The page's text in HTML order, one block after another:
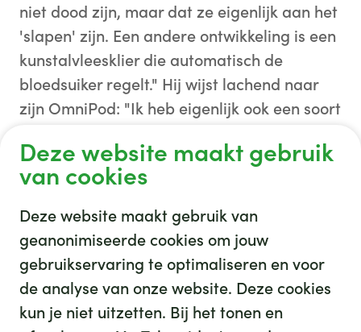
niet dood zijn, maar dat ze eigenlijk aan het
'slapen' zijn. Een andere ontwikkeling is een
kunstalvleesklier die automatisch de
bloedsuiker regelt." Hij wijst lachend naar
zijn OmniPod: "Ik heb eigenlijk ook een soort
buitenkant."
Deze website maakt gebruik
van cookies
Deze website maakt gebruik van
geanonimiseerde cookies om jouw
gebruikservaring te optimaliseren en voor
de analyse van onze website. Deze cookies
kun je niet uitzetten. Bij het tonen en
GHZ